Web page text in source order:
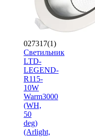
027317(1)
Светильник
LTD-
LEGEND-
R115-
10W
Warm3000
(WH,
50
deg)
(Arlight,